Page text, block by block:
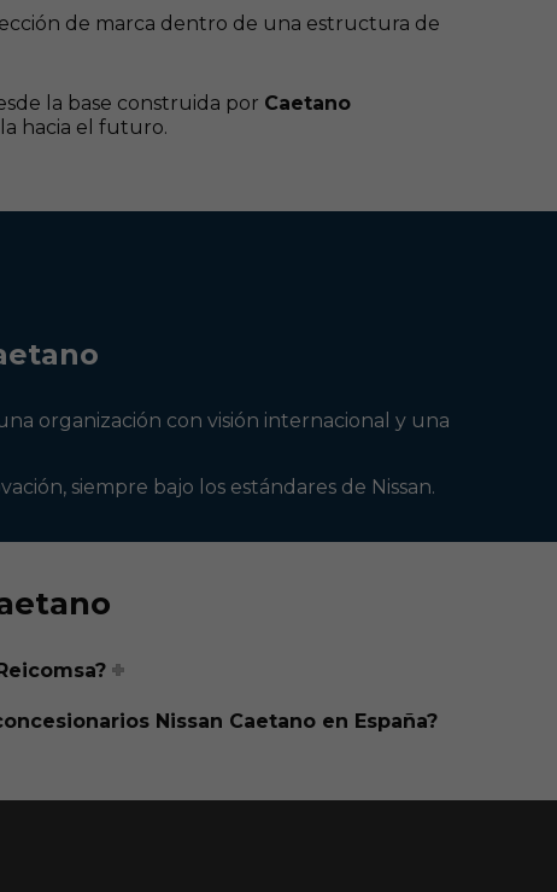
de marca dentro de una estructura de
la base construida por Caetano
hacia el futuro.
organización con visión internacional y una
siempre bajo los estándares de Nissan.
Nissan Caetano en España?
Alberto de Caetano Nissan
En línea ahora